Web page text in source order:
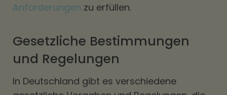
Anforderungen zu erfüllen.
Gesetzliche Bestimmungen
und Regelungen
In Deutschland gibt es verschiedene